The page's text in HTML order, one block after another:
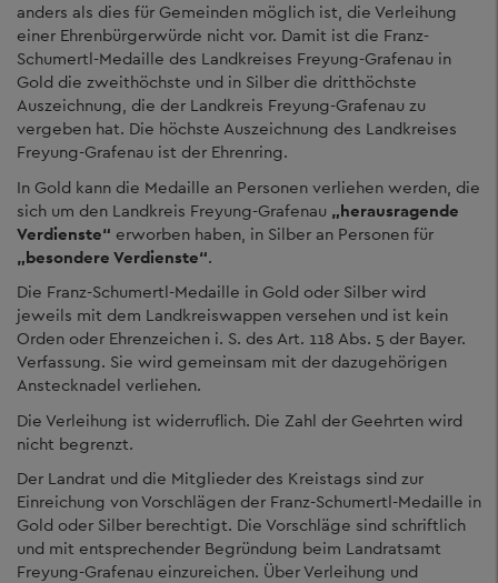
anders als dies für Gemeinden möglich ist, die Verleihung
einer Ehrenbürgerwürde nicht vor. Damit ist die Franz-
Schumertl-Medaille des Landkreises Freyung-Grafenau in
Gold die zweithöchste und in Silber die dritthöchste
Auszeichnung, die der Landkreis Freyung-Grafenau zu
vergeben hat. Die höchste Auszeichnung des Landkreises
Freyung-Grafenau ist der Ehrenring.
In Gold kann die Medaille an Personen verliehen werden, die
sich um den Landkreis Freyung-Grafenau „herausragende
Verdienste“ erworben haben, in Silber an Personen für
„besondere Verdienste“.
Die Franz-Schumertl-Medaille in Gold oder Silber wird
jeweils mit dem Landkreiswappen versehen und ist kein
Orden oder Ehrenzeichen i. S. des Art. 118 Abs. 5 der Bayer.
Verfassung. Sie wird gemeinsam mit der dazugehörigen
Anstecknadel verliehen.
Die Verleihung ist widerruflich. Die Zahl der Geehrten wird
nicht begrenzt.
Der Landrat und die Mitglieder des Kreistags sind zur
Einreichung von Vorschlägen der Franz-Schumertl-Medaille in
Gold oder Silber berechtigt. Die Vorschläge sind schriftlich
und mit entsprechender Begründung beim Landratsamt
Freyung-Grafenau einzureichen. Über Verleihung und